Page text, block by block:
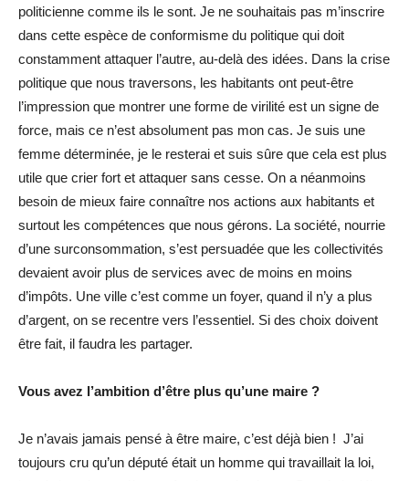
politicienne comme ils le sont. Je ne souhaitais pas m’inscrire
dans cette espèce de conformisme du politique qui doit
constamment attaquer l’autre, au-delà des idées. Dans la crise
politique que nous traversons, les habitants ont peut-être
l’impression que montrer une forme de virilité est un signe de
force, mais ce n’est absolument pas mon cas. Je suis une
femme déterminée, je le resterai et suis sûre que cela est plus
utile que crier fort et attaquer sans cesse. On a néanmoins
besoin de mieux faire connaître nos actions aux habitants et
surtout les compétences que nous gérons. La société, nourrie
d’une surconsommation, s’est persuadée que les collectivités
devaient avoir plus de services avec de moins en moins
d’impôts. Une ville c’est comme un foyer, quand il n’y a plus
d’argent, on se recentre vers l’essentiel. Si des choix doivent
être fait, il faudra les partager.
Vous avez l’ambition d’être plus qu’une maire ?
Je n’avais jamais pensé à être maire, c’est déjà bien ! J’ai
toujours cru qu’un député était un homme qui travaillait la loi,